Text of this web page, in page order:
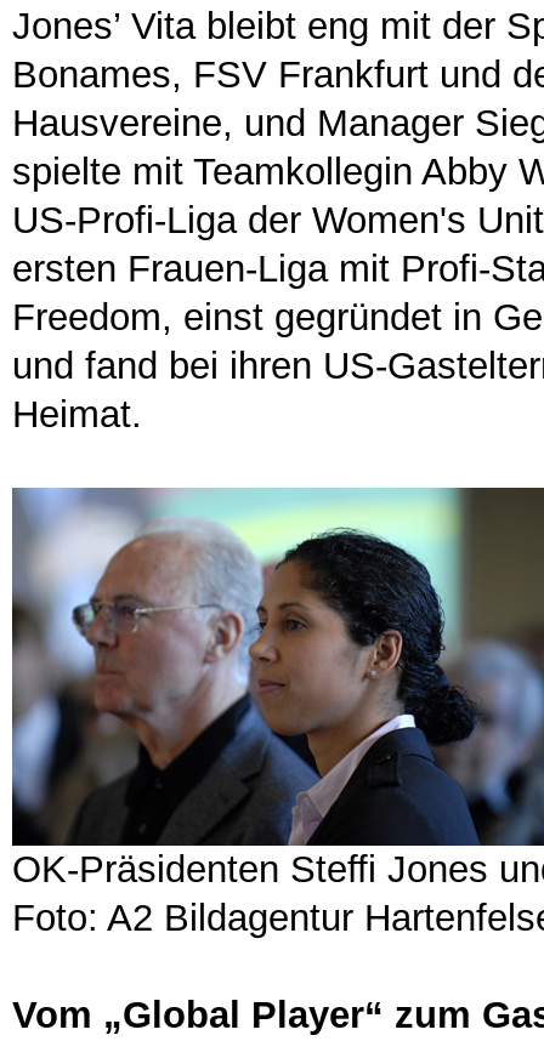
Jones’ Vita bleibt eng mit der
Bonames, FSV Frankfurt und
Hausvereine, und Manager
spielte mit Teamkollegin Abby
US-Profi-Liga der Women's
ersten Frauen-Liga mit Profi-
Freedom, einst gegründet in
und fand bei ihren US-
Heimat.
OK-Präsidenten Steffi Jones
Foto: A2 Bildagentur
Vom „Global Player“ zum